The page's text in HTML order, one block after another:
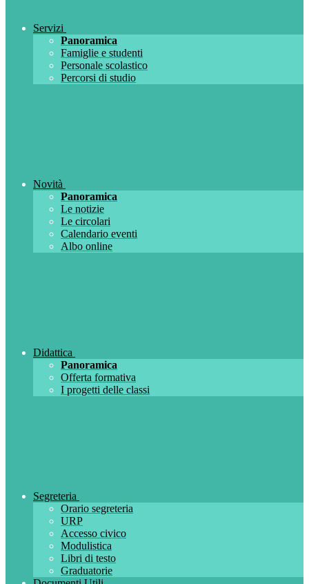
Servizi
Panoramica
Famiglie e studenti
Personale scolastico
Percorsi di studio
Novità
Panoramica
Le notizie
Le circolari
Calendario eventi
Albo online
Didattica
Panoramica
Offerta formativa
I progetti delle classi
Segreteria
Orario segreteria
URP
Accesso civico
Modulistica
Libri di testo
Graduatorie